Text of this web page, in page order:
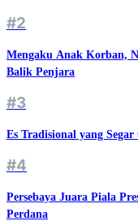
#2
Mengaku Anak Korban,
Balik Penjara
#3
Es Tradisional yang
#4
Persebaya Juara Piala
Perdana